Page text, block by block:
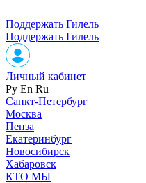
Поддержать Гилель
Поддержать Гилель
Личный кабинет
Ру En Ru
Санкт-Петербург
Москва
Пенза
Екатеринбург
Новосибирск
Хабаровск
КТО МЫ